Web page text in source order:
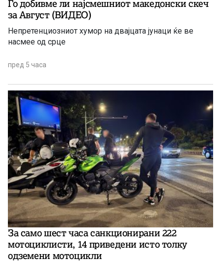
Го добивме ли најсмешниот македонски скеч
за Август (ВИДЕО)
Непретенциозниот хумор на двајцата јунаци ќе ве
насмее од срце
пред 5 часа
За само шест часа санкционирани 222
мотоциклисти, 14 приведени исто толку
одземени мотоцикли